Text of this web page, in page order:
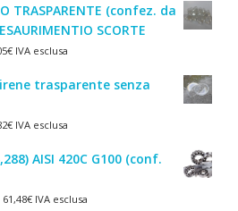
TRASPARENTE (confez. da
SCORTE
€IVA esclusa
trasparente senza
€IVA esclusa
AISI 420C G100 (conf.
61,48€IVA esclusa